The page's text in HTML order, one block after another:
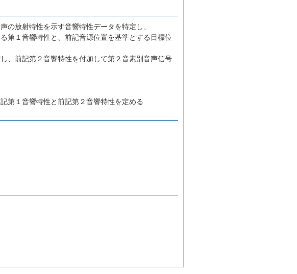
の放射特性を示す音響特性データを特定し、
第１音響特性と、前記音源位置を基準とする目標位
、前記第２音響特性を付加して第２音素別音声信号
第１音響特性と前記第２音響特性を定める